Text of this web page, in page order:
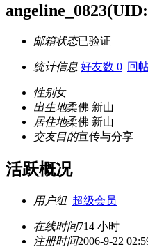
angeline_0823
邮箱状态已验证
统计信息 好友数 0 |回
性别女
出生地柔佛 新山
居住地柔佛 新山
交友目的宣传与分享
活跃概况
用户组 超级会员
在线时间714 小时
注册时间2006-9-22